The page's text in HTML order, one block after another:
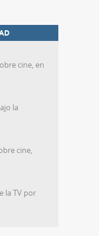
cine, en
la
cine,
la TV por